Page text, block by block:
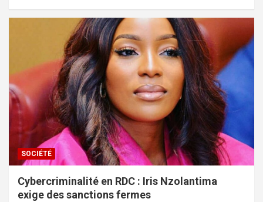
SOCIÉTÉ
Cybercriminalité en RDC : Iris Nzolantima
exige des sanctions fermes